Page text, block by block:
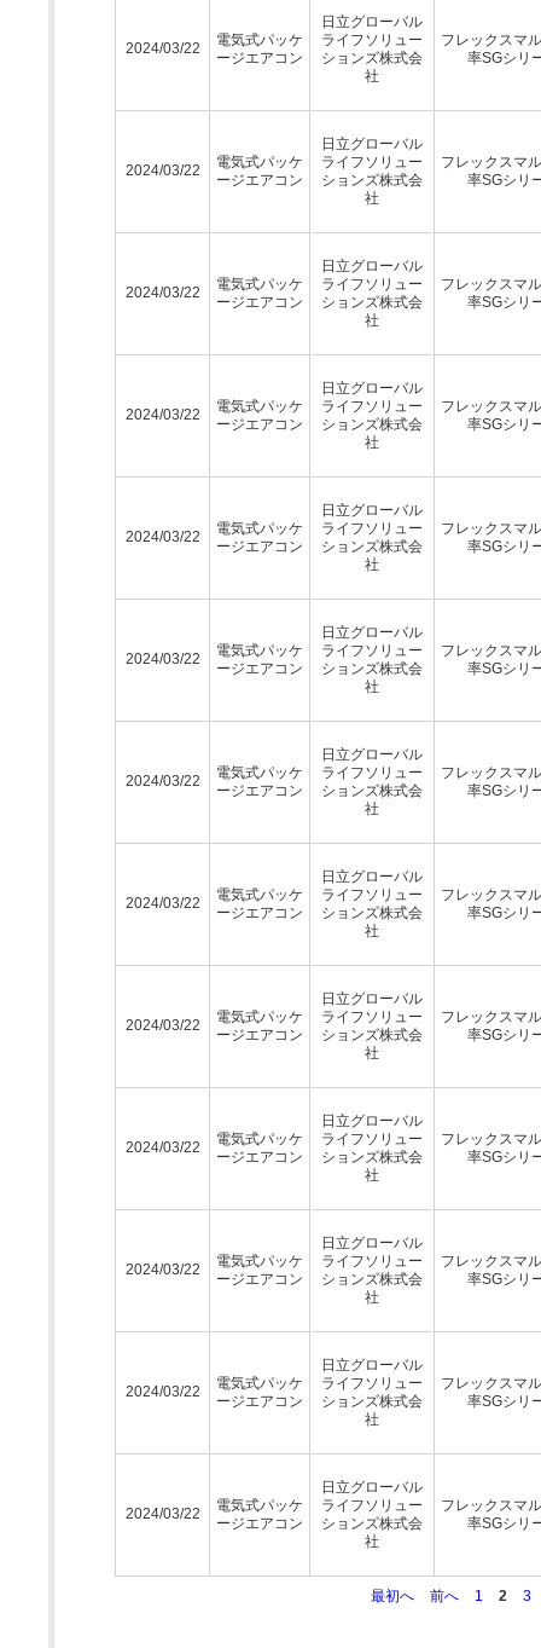
2024/03/22
電気式パッケ
ージエアコン
日立グローバル
ライフソリュー
ションズ株式会
社
フレックスマ
率SGシリ
2024/03/22
電気式パッケ
ージエアコン
日立グローバル
ライフソリュー
ションズ株式会
社
フレックスマ
率SGシリ
2024/03/22
電気式パッケ
ージエアコン
日立グローバル
ライフソリュー
ションズ株式会
社
フレックスマ
率SGシリ
2024/03/22
電気式パッケ
ージエアコン
日立グローバル
ライフソリュー
ションズ株式会
社
フレックスマ
率SGシリ
2024/03/22
電気式パッケ
ージエアコン
日立グローバル
ライフソリュー
ションズ株式会
社
フレックスマ
率SGシリ
2024/03/22
電気式パッケ
ージエアコン
日立グローバル
ライフソリュー
ションズ株式会
社
フレックスマ
率SGシリ
2024/03/22
電気式パッケ
ージエアコン
日立グローバル
ライフソリュー
ションズ株式会
社
フレックスマ
率SGシリ
2024/03/22
電気式パッケ
ージエアコン
日立グローバル
ライフソリュー
ションズ株式会
社
フレックスマ
率SGシリ
2024/03/22
電気式パッケ
ージエアコン
日立グローバル
ライフソリュー
ションズ株式会
社
フレックスマ
率SGシリ
2024/03/22
電気式パッケ
ージエアコン
日立グローバル
ライフソリュー
ションズ株式会
社
フレックスマ
率SGシリ
2024/03/22
電気式パッケ
ージエアコン
日立グローバル
ライフソリュー
ションズ株式会
社
フレックスマ
率SGシリ
2024/03/22
電気式パッケ
ージエアコン
日立グローバル
ライフソリュー
ションズ株式会
社
フレックスマ
率SGシリ
2024/03/22
電気式パッケ
ージエアコン
日立グローバル
ライフソリュー
ションズ株式会
社
フレックスマ
率SGシリ
最初へ 前へ 1 2 3